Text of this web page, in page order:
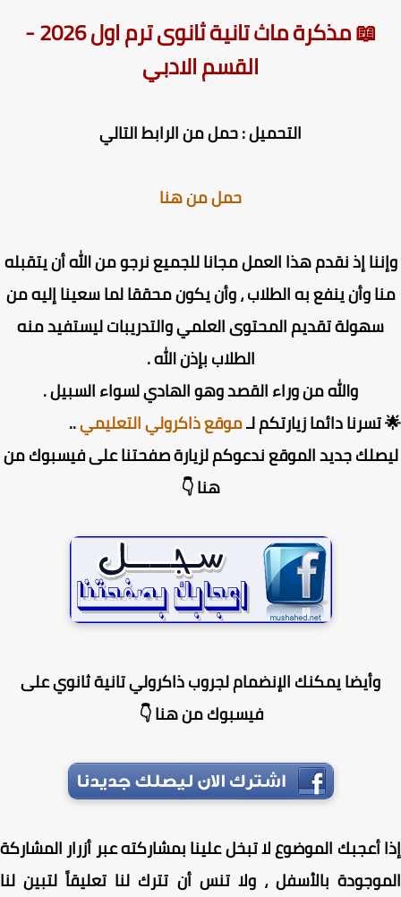
📖 مذكرة ماث تانية ثانوى ترم اول 2026 -
القسم الادبي
التحميل : حمل من الرابط التالي
حمل من هنا
إذ نقدم هذا العمل مجانا للجميع نرجو من الله أن يتقبله
وأن ينفع به الطلاب ، وأن يكون محققا لما سعينا إليه من
سهولة تقديم المحتوى العلمي والتدريبات ليستفيد منه
الطلاب بإذن الله .
والله من وراء القصد وهو الهادي لسواء السبيل .
دائما زيارتكم لـموقع ذاكرولي التعليمي..
جديد الموقع ندعوكم لزيارة صفحتنا على فيسبوك من
هنا 👇
وأيضا يمكنك الإنضمام لجروب ذاكرولي تانية ثانوي على
فيسبوك من هنا 👇
أعجبك الموضوع لا تبخل علينا بمشاركته عبر أزرار المشاركة
بالأسفل ، ولا تنس أن تترك لنا تعليقاً لتبين لنا